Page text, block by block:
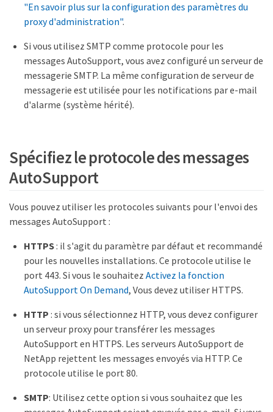
"En savoir plus sur la configuration des paramètres du
proxy d'administration".
Si vous utilisez SMTP comme protocole pour les
messages AutoSupport, vous avez configuré un serveur de
messagerie SMTP. La même configuration de serveur de
messagerie est utilisée pour les notifications par e-mail
d'alarme (système hérité).
Spécifiez le protocole des messages
AutoSupport
Vous pouvez utiliser les protocoles suivants pour l'envoi des
messages AutoSupport :
HTTPS: il s'agit du paramètre par défaut et recommandé
pour les nouvelles installations. Ce protocole utilise le
port 443. Si vous le souhaitez Activez la fonction
AutoSupport On Demand, Vous devez utiliser HTTPS.
HTTP : si vous sélectionnez HTTP, vous devez configurer
un serveur proxy pour transférer les messages
AutoSupport en HTTPS. Les serveurs AutoSupport de
NetApp rejettent les messages envoyés via HTTP. Ce
protocole utilise le port 80.
SMTP: Utilisez cette option si vous souhaitez que les